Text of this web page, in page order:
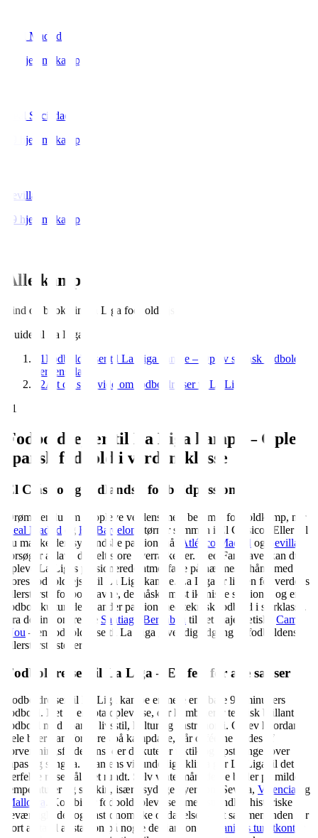
Alle kampe
Find og book din La Liga fodboldrejse
Guide til La Liga
01Fodboldrejser til La Liga kampe – Oplev spansk fodbold i
verdensklasse
02Alt du skal vide om fodboldrejser til La Liga
01
Fodboldrejser til La Liga kampe – Oplev
spansk fodbold i verdensklasse
El Clásico og sydlandsk fodboldpassion
Drømmer du om at opleve verdens mest berømte fodboldkamp, når
Real Madrid og FC Barcelona
tørner sammen i El Clásico? Eller vil
du mærke den sydlandske passion, når
Atlético Madrid og
Sevilla
forsøger at lave de helt store overraskelser. Med FanTravel kan du
opleve La Ligas passionerede atmosfære på nærmeste hånd med
vores fodboldrejser til La Liga kampe. La Liga er ligaen for verdens
allerstørste fodboldnavne, de måske mest ikoniske stadioner og en
fodboldkultur, der blander passion med teknisk fodbold i særklasse.
Fra det imponerende Santiago Bernabéu til det majestætiske Camp
Nou – en fodboldrejse til La Liga giver dig adgang til fodboldens
allerstørste steder.
Fodboldrejser til La Liga – En fest for alle sanser
Fodboldrejser til La Liga kampe er mere end bare 90 minutters
fodbold. Det er en totaloplevelse, der kombinerer teknisk brillant
fodbold med spansk livsstil, kultur og gastronomi. Oplev hvordan
hele byer transformeres på kampdage, når caféerne fyldes af
forventningsfulde fans, der diskuterer taktik og opstillinger over
tapas og sangria. Spaniens vidunderlige klima gør La Liga til det
perfekte rejsemål året rundt. Selv vintermånederne byder på milde
temperaturer og solskin, især i sydlige byer som Sevilla, Valencia og
Mallorca . Kombinér fodboldoplevelsen med strandliv, historiske
seværdigheder og gastronomiske opdagelser – alt sammen inden for
kort afstand af stadion på nogle destiantioner.
Spaniens turistkontor